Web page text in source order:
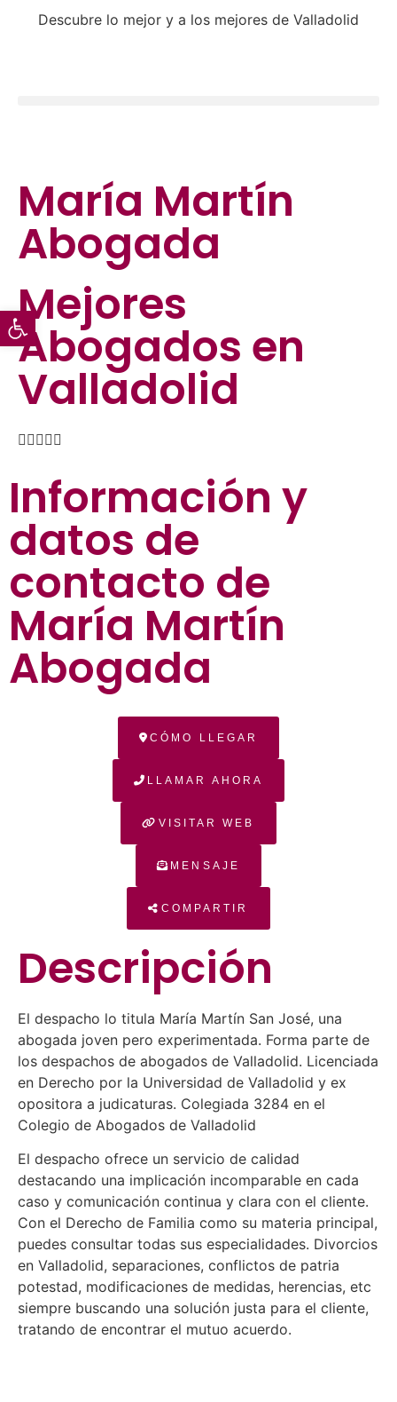
Descubre lo mejor y a los mejores de Valladolid
María Martín
Abogada
Mejores
Abogados en
Valladolid

Información y
datos de
contacto de
María Martín
Abogada
CÓMO LLEGAR
LLAMAR AHORA
VISITAR WEB
MENSAJE
COMPARTIR
Descripción
El despacho lo titula María Martín San José, una
abogada joven pero experimentada. Forma parte de
los despachos de abogados de Valladolid. Licenciada
en Derecho por la Universidad de Valladolid y ex
opositora a judicaturas. Colegiada 3284 en el
Colegio de Abogados de Valladolid
El despacho ofrece un servicio de calidad
destacando una implicación incomparable en cada
caso y comunicación continua y clara con el cliente.
Con el Derecho de Familia como su materia principal,
puedes consultar todas sus especialidades. Divorcios
en Valladolid, separaciones, conflictos de patria
potestad, modificaciones de medidas, herencias, etc
siempre buscando una solución justa para el cliente,
tratando de encontrar el mutuo acuerdo.
Abrir barra de herramientas